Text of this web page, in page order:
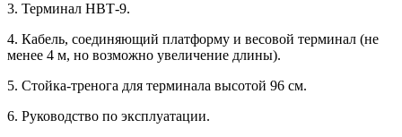
3. Терминал НВТ-9.
4. Кабель, соединяющий платформу и весовой терминал (не
менее 4 м, но возможно увеличение длины).
5. Стойка-тренога для терминала высотой 96 см.
6. Руководство по эксплуатации.